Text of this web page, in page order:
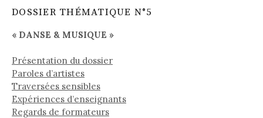
DOSSIER THÉMATIQUE N°5
« DANSE & MUSIQUE »
Présentation du dossier
Paroles d’artistes
Traversées sensibles
Expériences d’enseignants
Regards de formateurs